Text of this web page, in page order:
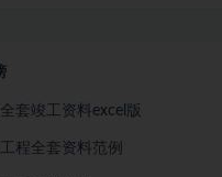
套竣工资料excel版
程全套资料范例